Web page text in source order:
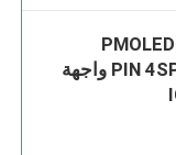
2.08 بوصة شاشة PMOLED
256x64 دقة 14 PIN 4SPI واجهة